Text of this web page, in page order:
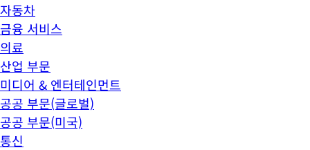
자동차
금융 서비스
의료
산업 부문
미디어 & 엔터테인먼트
공공 부문(글로벌)
공공 부문(미국)
통신